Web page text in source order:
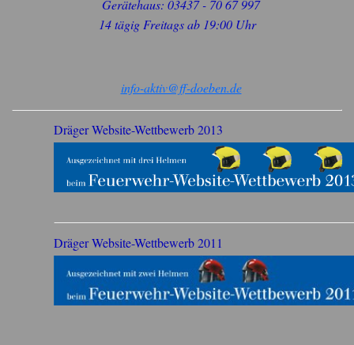
Gerätehaus: 03437 - 70 67 997
14 tägig Freitags ab 19:00 Uhr
info-aktiv@ff-doeben.de
Dräger Website-Wettbewerb 2013
Dräger Website-Wettbewerb 2011